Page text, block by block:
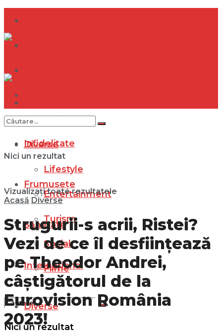
Internațional
Diverse
Lifestyle
Entertainment
Turism
Social
Filme
Nici un rezultat
Infidelitate
Frumusețe
Sănătate
Internațional
Diverse
Nici un rezultat
Vizualizați toate rezultatele
Acasă Diverse
Strugurii-s acrii, Ristei?
Vezi de ce îl desființează
pe Theodor Andrei,
câștigătorul de la
Eurovision România
2023!